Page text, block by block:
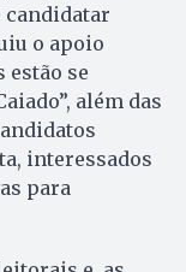
candidatar
o apoio
estão se
além das
interessados
para